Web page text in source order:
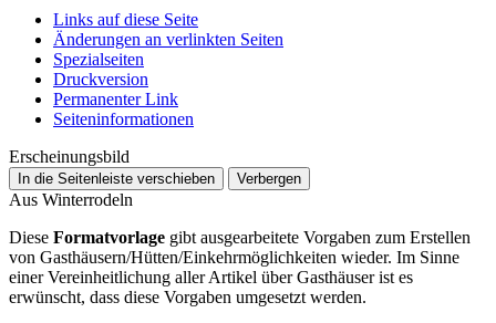
Links auf diese Seite
Änderungen an verlinkten Seiten
Spezialseiten
Druckversion
Permanenter Link
Seiten­­informationen
Erscheinungsbild
In die Seitenleiste verschieben Verbergen
Aus Winterrodeln
Diese Formatvorlage gibt ausgearbeitete Vorgaben zum Erstellen
von Gasthäusern/Hütten/Einkehrmöglichkeiten wieder. Im Sinne
einer Vereinheitlichung aller Artikel über Gasthäuser ist es
erwünscht, dass diese Vorgaben umgesetzt werden.